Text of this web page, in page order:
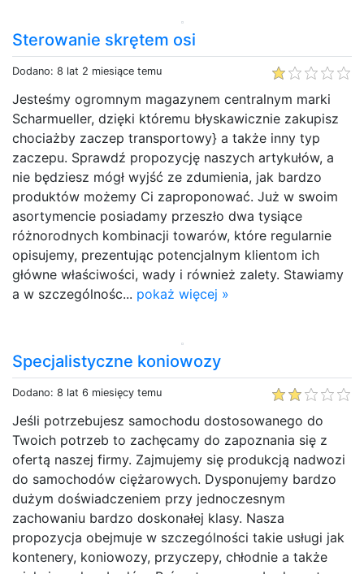
Sterowanie skrętem osi
Dodano: 8 lat 2 miesiące temu
Jesteśmy ogromnym magazynem centralnym marki
Scharmueller, dzięki któremu błyskawicznie zakupisz
chociażby zaczep transportowy} a także inny typ
zaczepu. Sprawdź propozycję naszych artykułów, a
nie będziesz mógł wyjść ze zdumienia, jak bardzo
produktów możemy Ci zaproponować. Już w swoim
asortymencie posiadamy przeszło dwa tysiące
różnorodnych kombinacji towarów, które regularnie
opisujemy, prezentując potencjalnym klientom ich
główne właściwości, wady i również zalety. Stawiamy
a w szczególnośc... pokaż więcej »
Specjalistyczne koniowozy
Dodano: 8 lat 6 miesięcy temu
Jeśli potrzebujesz samochodu dostosowanego do
Twoich potrzeb to zachęcamy do zapoznania się z
ofertą naszej firmy. Zajmujemy się produkcją nadwozi
do samochodów ciężarowych. Dysponujemy bardzo
dużym doświadczeniem przy jednoczesnym
zachowaniu bardzo doskonałej klasy. Nasza
propozycja obejmuje w szczególności takie usługi jak
kontenery, koniowozy, przyczepy, chłodnie a także